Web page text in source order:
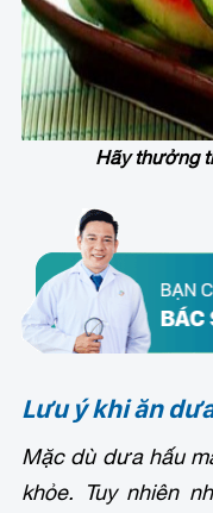
Hãy thưởng
Lưu ý khi ăn
Mặc dù dưa hấu
khỏe. Tuy nhiên